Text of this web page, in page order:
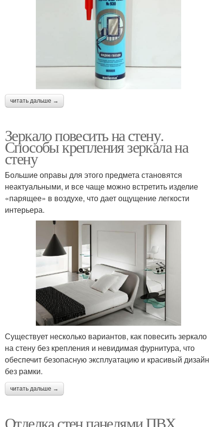
читать дальше →
Зеркало повесить на стену.
Способы крепления зеркала на
стену
Большие оправы для этого предмета становятся
неактуальными, и все чаще можно встретить изделие
«парящее» в воздухе, что дает ощущение легкости
интерьера.
Существует несколько вариантов, как повесить зеркало
на стену без крепления и невидимая фурнитура, что
обеспечит безопасную эксплуатацию и красивый дизайн
без рамки.
читать дальше →
Отделка стен панелями ПВХ.